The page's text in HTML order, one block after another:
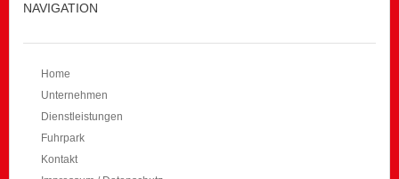
NAVIGATION
Home
Unternehmen
Dienstleistungen
Fuhrpark
Kontakt